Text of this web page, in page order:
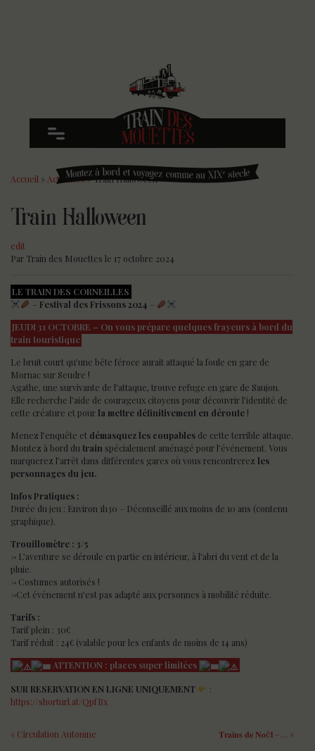
Accueil » Actualités»Train Halloween
Train Halloween
edit
Par Train des Mouettes le 17 octobre 2024
LE TRAIN DES CORNEILLES
– Festival des Frissons 2024 –
JEUDI 31 OCTOBRE – On vous prépare quelques frayeurs à bord du
train touristique
Le bruit court qu’une bête féroce aurait attaqué la foule en gare de
Mornac sur Seudre !
Agathe, une survivante de l’attaque, trouve refuge en gare de Saujon.
Elle recherche l’aide de courageux citoyens pour découvrir l’identité de
cette créature et pour la mettre définitivement en déroute !
Menez l’enquête et démasquez les coupables de cette terrible attaque.
Montez à bord du train spécialement aménagé pour l’événement. Vous
marquerez l’arrêt dans différentes gares où vous rencontrerez les
personnages du jeu.
Infos Pratiques :
Durée du jeu : Environ 1h30 – Déconseillé aux moins de 10 ans (contenu
graphique).
Trouillomètre : 3/5
-> L’aventure se déroule en partie en intérieur, à l’abri du vent et de la
pluie.
-> Costumes autorisés !
->Cet événement n’est pas adapté aux personnes à mobilité réduite.
Tarifs :
Tarif plein : 30€
Tarif réduit : 24€ (valable pour les enfants de moins de 14 ans)
ATTENTION : places super limitées
SUR RESERVATION EN LIGNE UNIQUEMENT
:
https://shorturl.at/QpfBx
« Circulation Automne 𝐓𝐫𝐚𝐢𝐧𝐬 𝐝𝐞 𝐍𝐨ë𝐥 –… »